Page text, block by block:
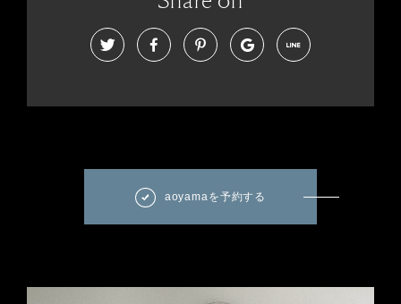
aoyamaを予約する